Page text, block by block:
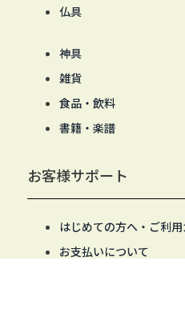
仏具
神具
雑貨
食品・飲料
書籍・楽譜
お客様サポート
はじめての方へ・ご利
お支払いについて